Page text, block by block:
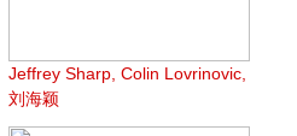
Jeffrey Sharp, Colin Lovrinovic,
刘海颖